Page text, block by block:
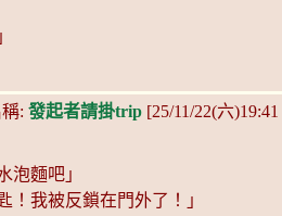
: 發起者請掛trip [25/11/22(六
泡麵吧」
！我被反鎖在門外了！」